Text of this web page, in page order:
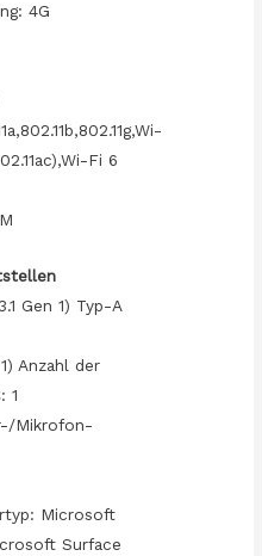
4G
Fi 6
Gen 1) Typ-A
Anzahl der
1
Mikrofon-
Microsoft
Surface